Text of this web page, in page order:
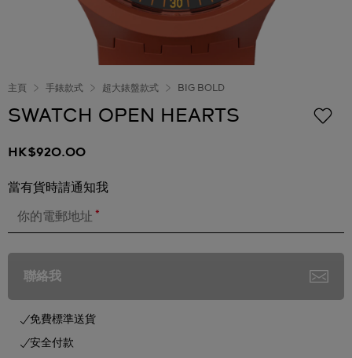
主頁 手錶款式 超大錶盤款式 BIG BOLD
SWATCH OPEN HEARTS
HK$920.00
當有貨時請通知我
你的電郵地址 *
聯絡我
免費標準送貨
安全付款